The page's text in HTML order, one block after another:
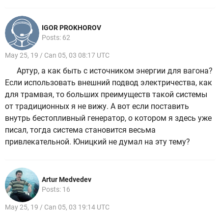
IGOR PROKHOROV
Posts: 62
May 25, 19 / Can 05, 03 08:17 UTC
Артур, а как быть с источником энергии для вагона?
Если использовать внешний подвод электричества, как
для трамвая, то больших преимуществ такой системы
от традиционных я не вижу. А вот если поставить
внутрь бестопливный генератор, о котором я здесь уже
писал, тогда система становится весьма
привлекательной. Юницкий не думал на эту тему?
Artur Medvedev
Posts: 16
May 25, 19 / Can 05, 03 19:14 UTC